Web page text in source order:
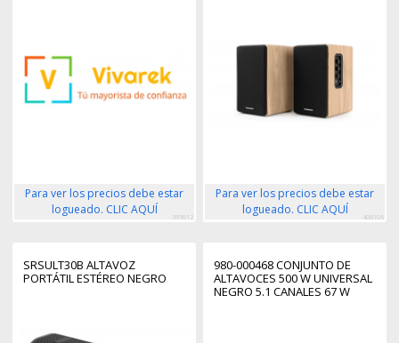
Para ver los precios debe estar
logueado. CLIC AQUÍ
395812
Para ver los precios debe estar
logueado. CLIC AQUÍ
408106
SRSULT30B ALTAVOZ
PORTÁTIL ESTÉREO NEGRO
980-000468 CONJUNTO DE
ALTAVOCES 500 W UNIVERSAL
NEGRO 5.1 CANALES 67 W